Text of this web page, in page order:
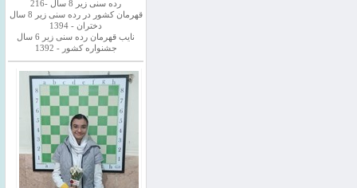
رده سنی زیر 8 سال -216
قهرمان کشور در رده سنی زیر 8 سال
دختران - 1394
نایب قهرمان رده سنی زیر 6 سال
جشنواره کشور - 1392